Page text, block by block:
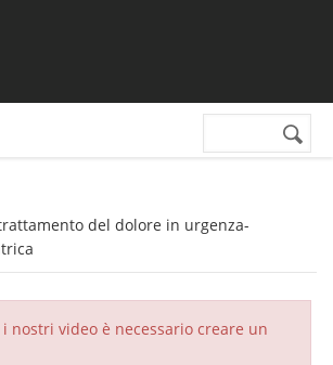
Form di
Cerca nel sito
del dolore in urgenza-
nostri video è necessario creare un